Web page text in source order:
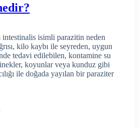
isimli parazitin neden
kilo kaybı ile seyreden, uygun
tedavi edilebilen, kontamine su
koyunlar veya kunduz gibi
ile doğada yayılan bir paraziter